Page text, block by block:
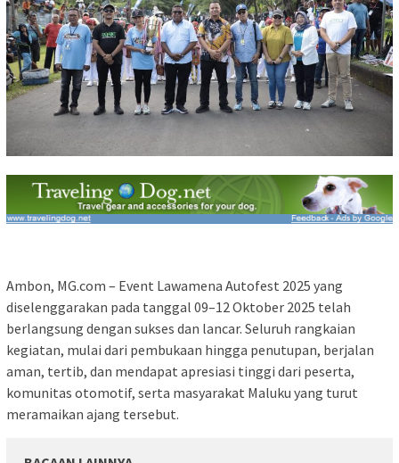
Ambon, MG.com – Event Lawamena Autofest 2025 yang
diselenggarakan pada tanggal 09–12 Oktober 2025 telah
berlangsung dengan sukses dan lancar. Seluruh rangkaian
kegiatan, mulai dari pembukaan hingga penutupan, berjalan
aman, tertib, dan mendapat apresiasi tinggi dari peserta,
komunitas otomotif, serta masyarakat Maluku yang turut
meramaikan ajang tersebut.